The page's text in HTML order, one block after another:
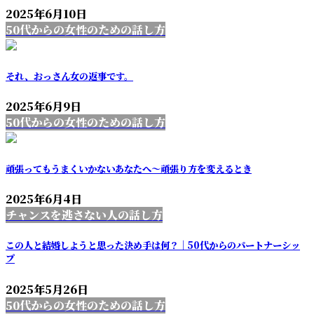
2025年6月10日
50代からの女性のための話し方
それ、おっさん女の返事です。
2025年6月9日
50代からの女性のための話し方
頑張ってもうまくいかないあなたへ～頑張り方を変えるとき
2025年6月4日
チャンスを逃さない人の話し方
この人と結婚しようと思った決め手は何？｜50代からのパートナーシッ
プ
2025年5月26日
50代からの女性のための話し方